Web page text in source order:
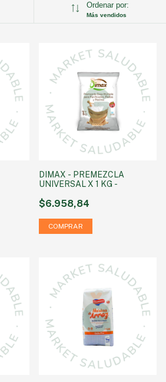
Ordenar por:
Más vendidos
DIMAX - PREMEZCLA
UNIVERSAL X 1 KG -
$6.958,84